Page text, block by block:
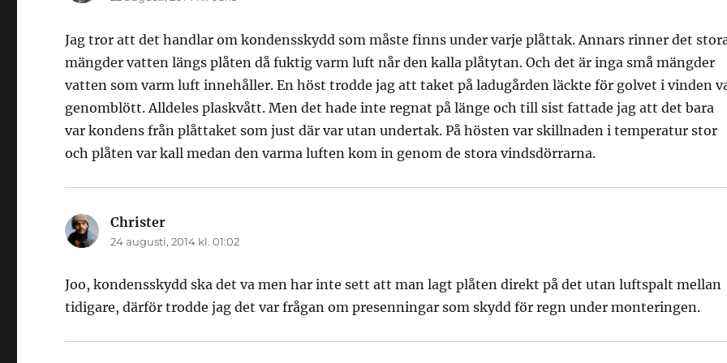
Jag tror att det handlar om kondensskydd som måste finns under varje plåttak. Annars rinner det
mängder vatten längs plåten då fuktig varm luft når den kalla plåtytan. Och det är inga små mängder
vatten som varm luft innehåller. En höst trodde jag att taket på ladugården läckte för golvet i vinden
genomblött. Alldeles plaskvått. Men det hade inte regnat på länge och till sist fattade jag att det bara
var kondens från plåttaket som just där var utan undertak. På hösten var skillnaden i temperatur stor
och plåten var kall medan den varma luften kom in genom de stora vindsdörrarna.
Christer
24 augusti, 2014 kl. 01:02
Joo, kondensskydd ska det va men har inte sett att man lagt plåten direkt på det utan luftspalt mellan
tidigare, därför trodde jag det var frågan om presenningar som skydd för regn under monteringen.